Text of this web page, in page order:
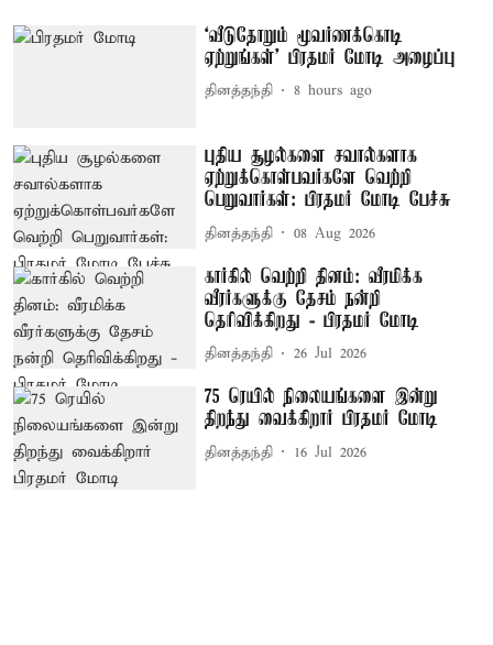
‘வீடுதோறும் மூவர்ணக்கொடி
ஏற்றுங்கள்’ பிரதமர் மோடி அழைப்பு
தினத்தந்தி 8 hours ago
புதிய சூழல்களை சவால்களாக
ஏற்றுக்கொள்பவர்களே வெற்றி
பெறுவார்கள்: பிரதமர் மோடி பேச்சு
தினத்தந்தி 08 Aug 2026
கார்கில் வெற்றி தினம்: வீரமிக்க
வீரர்களுக்கு தேசம் நன்றி
தெரிவிக்கிறது - பிரதமர் மோடி
தினத்தந்தி 26 Jul 2026
75 ரெயில் நிலையங்களை இன்று
திறந்து வைக்கிறார் பிரதமர் மோடி
தினத்தந்தி 16 Jul 2026